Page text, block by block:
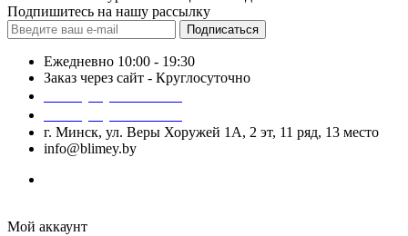
Подпишитесь на нашу рассылку
Подписаться
Ежедневно 10:00 - 19:30
Заказ через сайт - Круглосуточно
г. Минск, ул. Веры Хоружей 1А, 2 эт, 11 ряд, 13 место
info@blimey.by
Мой аккаунт